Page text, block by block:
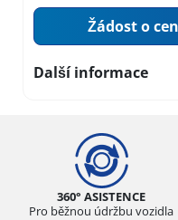
Žádost o
Další informace
360° ASISTENCE
Pro běžnou údržbu vozidla